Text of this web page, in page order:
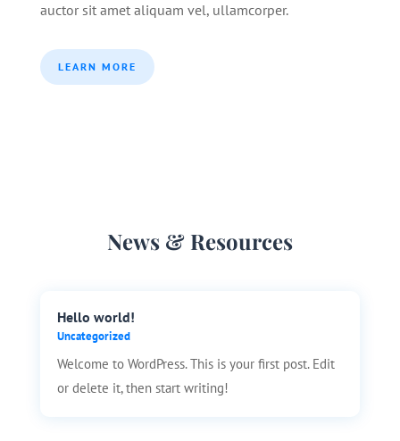
auctor sit amet aliquam vel, ullamcorper.
LEARN MORE
News & Resources
Hello world!
Uncategorized
Welcome to WordPress. This is your first post. Edit
or delete it, then start writing!